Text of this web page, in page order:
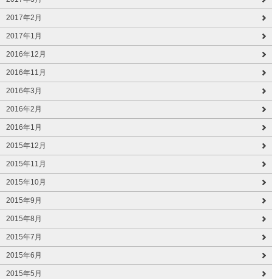
2017年2月
2017年1月
2016年12月
2016年11月
2016年3月
2016年2月
2016年1月
2015年12月
2015年11月
2015年10月
2015年9月
2015年8月
2015年7月
2015年6月
2015年5月